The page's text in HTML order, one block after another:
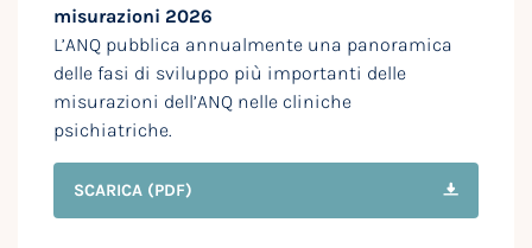
misurazioni 2026
L’ANQ pubblica annualmente una panoramica
delle fasi di sviluppo più importanti delle
misurazioni dell’ANQ nelle cliniche
psichiatriche.
SCARICA (PDF)